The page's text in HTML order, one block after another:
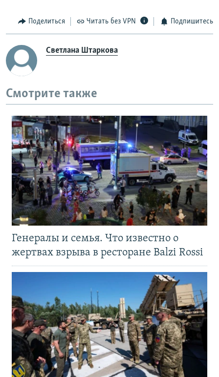
Поделиться Читать без VPN Подпишитесь
Светлана Штаркова
Смотрите также
Генералы и семья. Что известно о
жертвах взрыва в ресторане Balzi Rossi